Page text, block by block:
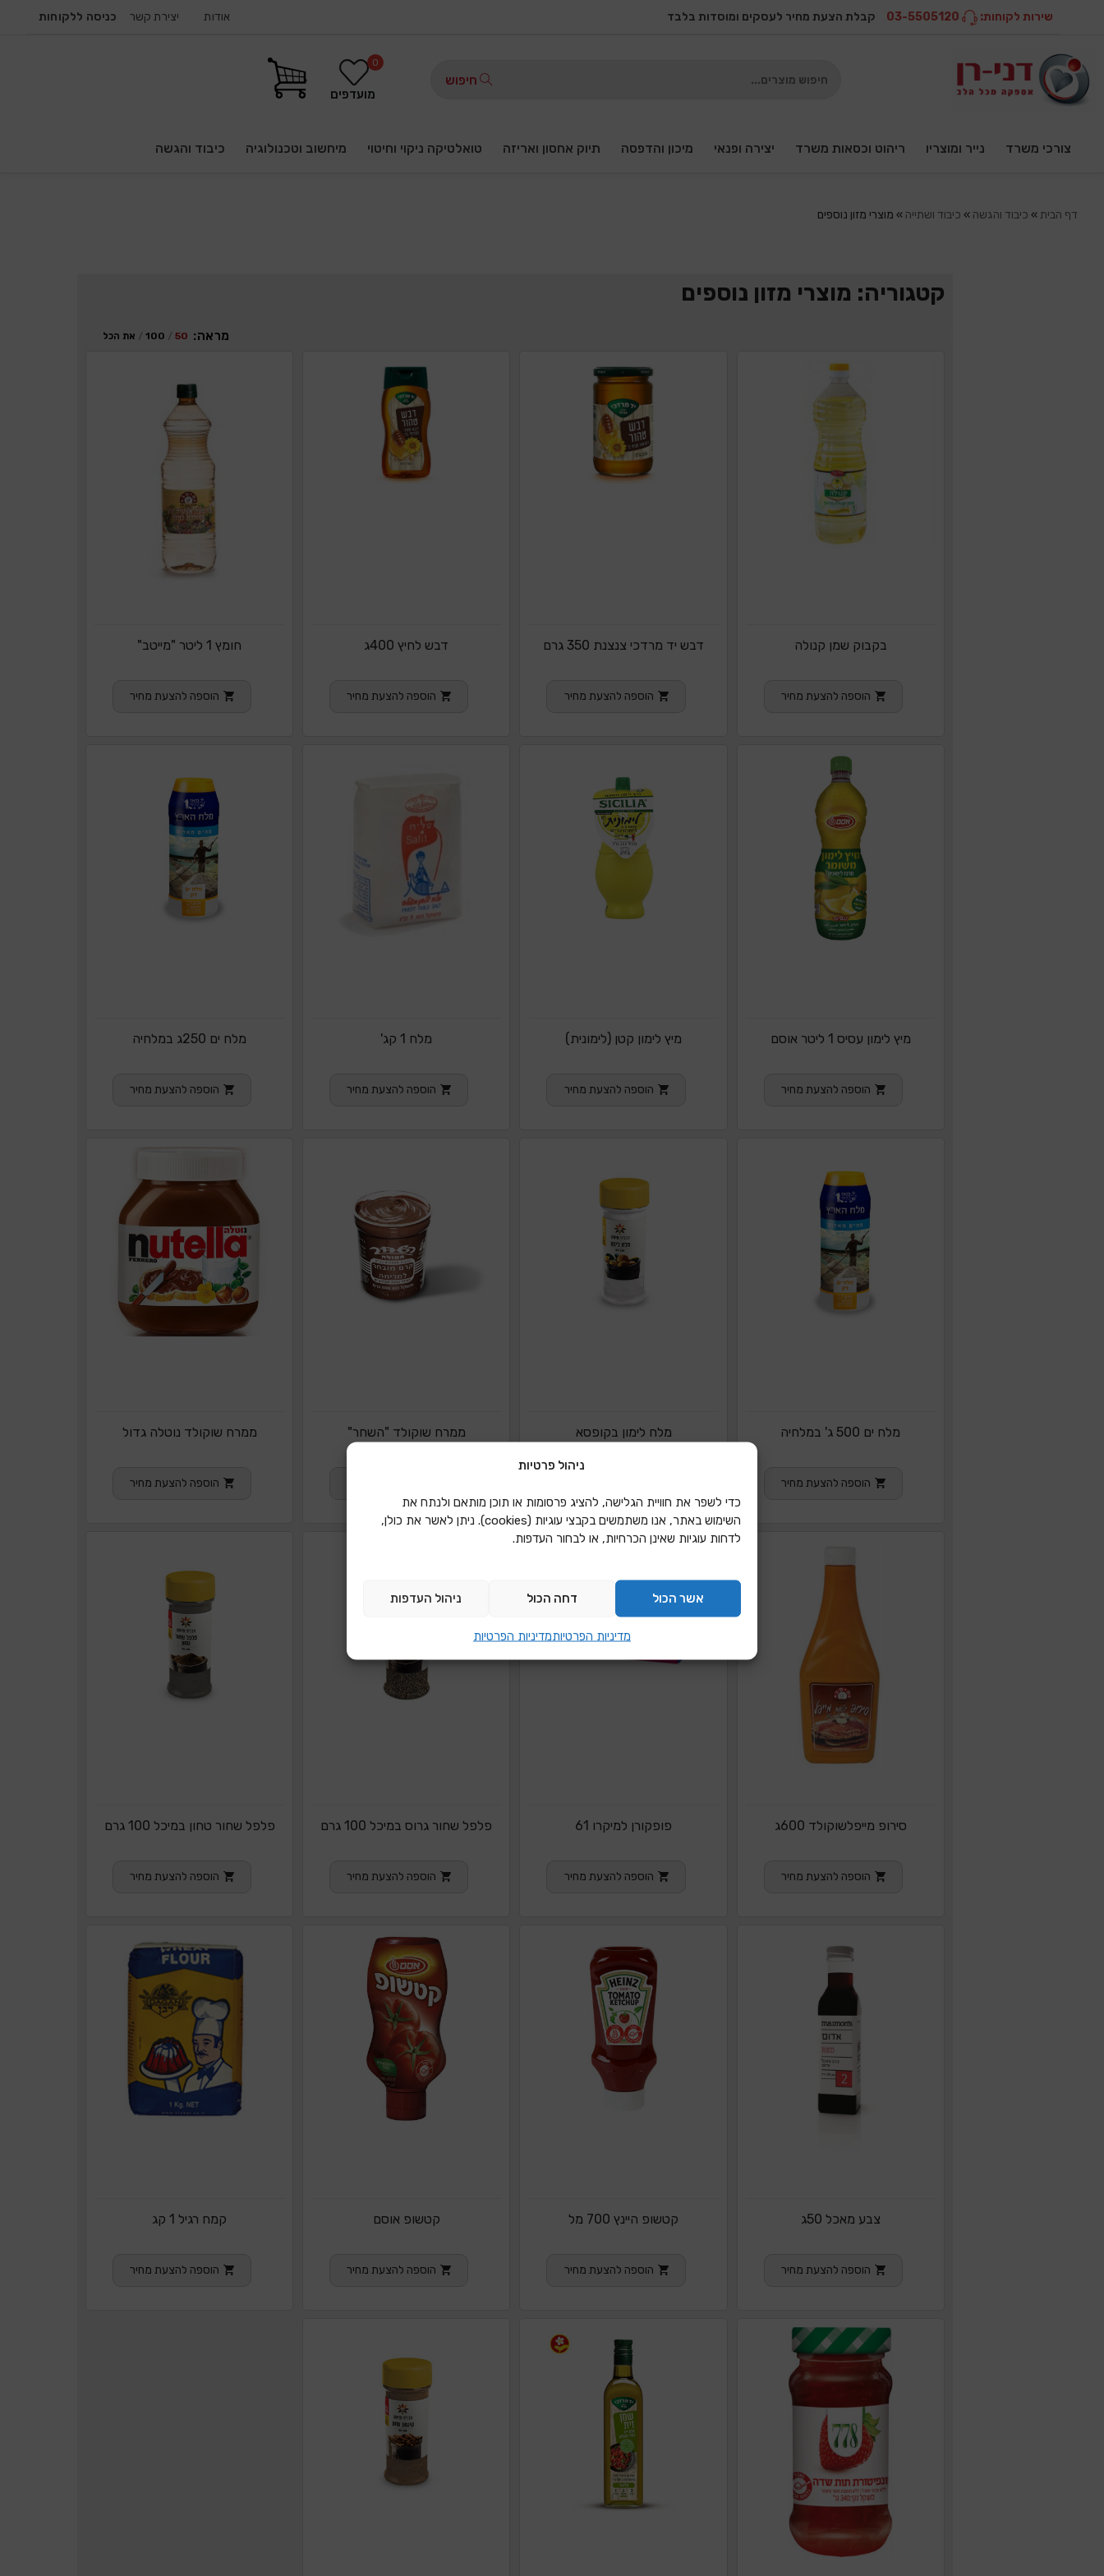
ניהול פרטיות
כדי לשפר את חוויית הגלישה, להציג פרסומות או תוכן מותאם ולנתח את
השימוש באתר, אנו משתמשים בקבצי עוגיות (cookies). ניתן לאשר את כולן,
לדחות עוגיות שאינן הכרחיות, או לבחור העדפות.
אשר הכול דחה הכול ניהול העדפות
מדיניות הפרטיותמדיניות הפרטיות
אודות יצירת קשר כניסה ללקוחות שירות לקוחות: קבלת הצעת מחיר לעסקים ומוסדות בלבד
חיפוש
מועדפים
0
צורכי משרד נייר ומוצריו ריהוט וכסאות משרד יצירה ופנאי מיכון והדפסה תיוק אחסון ואריזה טואלטיקה ניקוי וחיטוי מיחשוב וטכנולוגיה כיבוד והגשה
דף הבית» כיבוד והגשה » כיבוד ושתייה » מוצרי מזון נוספים
קטגוריה: מוצרי מזון נוספים
מראה: 50
100 את הכל
בקבוק שמן קנולה
הוספה להצעת מחיר
דבש יד מרדכי צנצנת 350 גרם
הוספה להצעת מחיר
דבש לחיץ 400ג
הוספה להצעת מחיר
חומץ 1 ליטר "מייטב"
הוספה להצעת מחיר
מיץ לימון עסיס 1 ליטר אוסם
הוספה להצעת מחיר
מיץ לימון קטן (לימונית)
הוספה להצעת מחיר
מלח 1 קג'
הוספה להצעת מחיר
מלח ים 250ג במלחיה
הוספה להצעת מחיר
מלח ים 500 ג' במלחיה
הוספה להצעת מחיר
מלח לימון בקופסא ממרח שוקולד "השחר" ממרח שוקולד נוטלה גדול
הוספה להצעת מחיר
סירופ מייפלשוקולד 600ג
הוספה להצעת מחיר
פופקורן למיקרו 61
הוספה להצעת מחיר
פלפל שחור גרוס במיכל 100 גרם
הוספה להצעת מחיר
פלפל שחור טחון במיכל 100 גרם
הוספה להצעת מחיר
צבע מאכל 50ג
הוספה להצעת מחיר
קטשופ היינץ 700 מל
הוספה להצעת מחיר
קטשופ אוסם
הוספה להצעת מחיר
קמח רגיל 1 קג
הוספה להצעת מחיר